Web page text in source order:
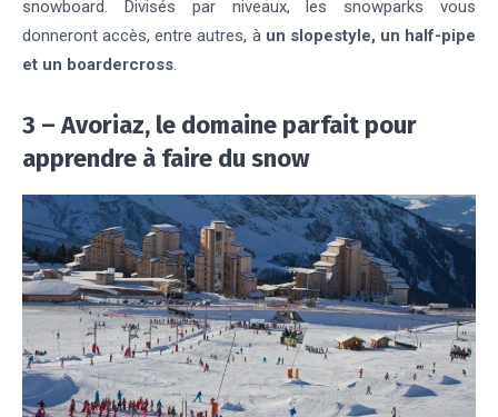
snowboard. Divisés par niveaux, les snowparks vous
donneront accès, entre autres, à un slopestyle, un half-pipe
et un boardercross.
3 – Avoriaz, le domaine parfait pour
apprendre à faire du snow